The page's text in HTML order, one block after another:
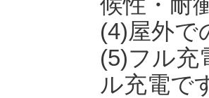
(4)屋外で
(5)フル充
ル充電で